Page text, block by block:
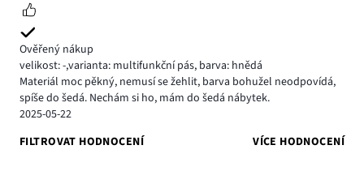
Ověřený nákup
velikost: -,varianta: multifunkční pás, barva: hnědá
Materiál moc pěkný, nemusí se žehlit, barva bohužel neodpovídá,
spíše do šedá. Nechám si ho, mám do šedá nábytek.
2025-05-22
FILTROVAT HODNOCENÍ
VÍCE HODNOCENÍ